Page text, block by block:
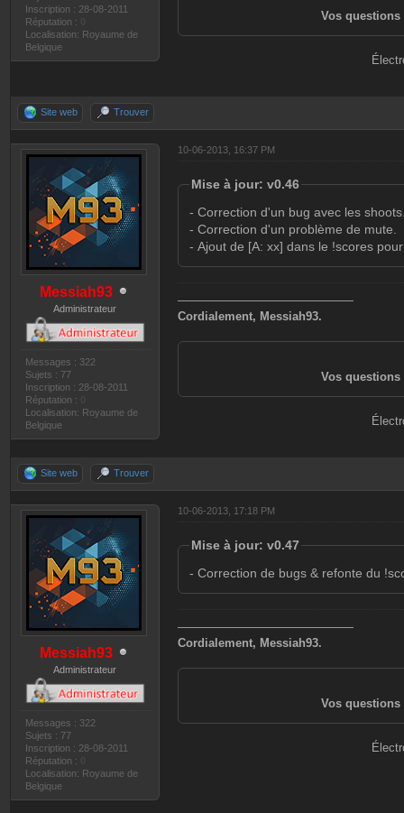
Inscription : 28-08-2011
Réputation :
Localisation: Royaume de
Belgique
Vos questions
Site web Trouver
Messiah93
Administrateur
Messages : 322
Sujets : 77
Inscription : 28-08-2011
Réputation :
Localisation: Royaume de
Belgique
10-06-2013, 16:37 PM
Mise à jour: v0.46
- Correction d'un bug avec les
- Correction d'un problème de mute.
- Ajout de [A: xx] dans le !scores
———————————————
Cordialement, Messiah93.
Vos questions
Site web Trouver
Messiah93
Administrateur
Messages : 322
Sujets : 77
Inscription : 28-08-2011
Réputation :
Localisation: Royaume de
Belgique
10-06-2013, 17:18 PM
Mise à jour: v0.47
- Correction de bugs & refonte du
———————————————
Cordialement, Messiah93.
Vos questions